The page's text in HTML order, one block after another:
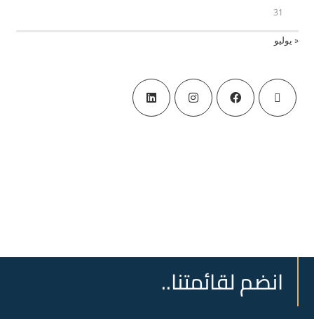
31
« يوليو
انضم لقائمتنا..